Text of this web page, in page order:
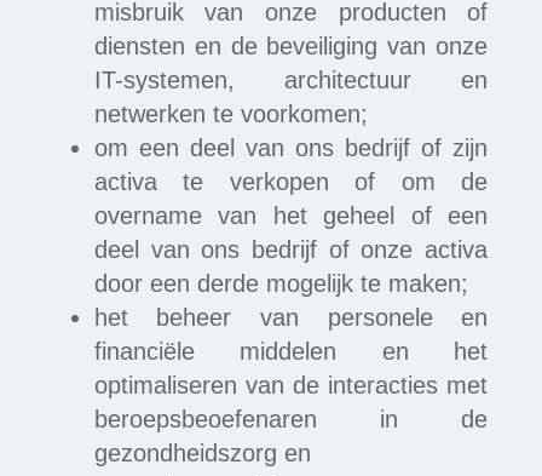
misbruik van onze producten of
diensten en de beveiliging van onze
IT-systemen, architectuur en
netwerken te voorkomen;
om een deel van ons bedrijf of zijn
activa te verkopen of om de
overname van het geheel of een
deel van ons bedrijf of onze activa
door een derde mogelijk te maken;
het beheer van personele en
financiële middelen en het
optimaliseren van de interacties met
beroepsbeoefenaren in de
gezondheidszorg en